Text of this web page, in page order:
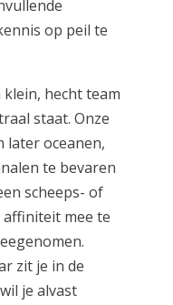
op peil te
hecht team
staat. Onze
later oceanen,
te bevaren
scheeps- of
mee te
zit je in de
je alvast